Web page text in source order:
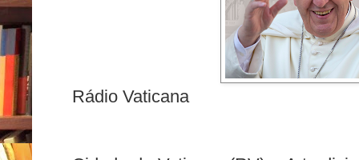
Rádio Vaticana